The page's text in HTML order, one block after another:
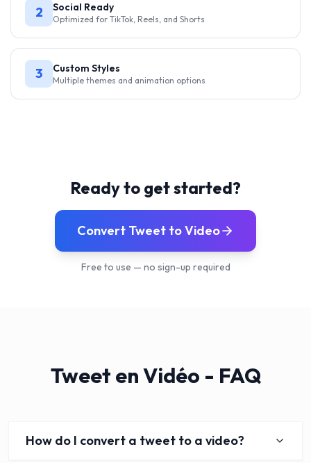
2 Social Ready
Optimized for TikTok, Reels, and Shorts
3 Custom Styles
Multiple themes and animation options
Ready to get started?
Convert Tweet to Video
Free to use — no sign-up required
Tweet en Vidéo - FAQ
How do I convert a tweet to a video?